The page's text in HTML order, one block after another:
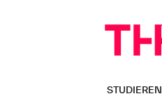
überspringen
STUDIEREN